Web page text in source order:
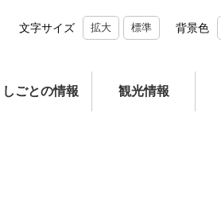
文字サイズ 拡大 標準 背景色
しごとの情報 観光情報